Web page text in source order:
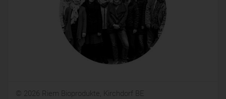
© 2026 Riem Bioprodukte, Kirchdorf BE